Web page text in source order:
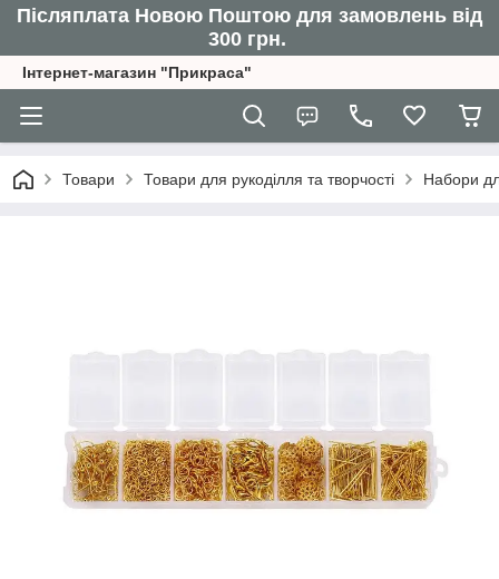
Післяплата Новою Поштою для замовлень від
300 грн.
Інтернет-магазин "Прикраса"
Товари Товари для рукоділля та творчості Набори